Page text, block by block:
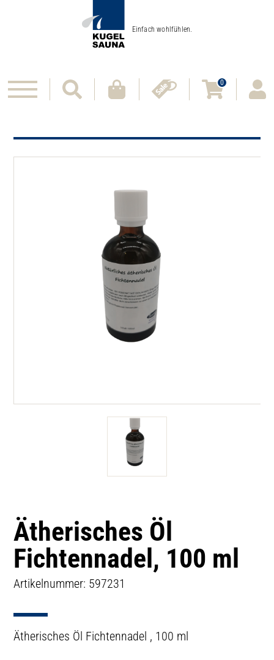
0
Einfach wohlfühlen.
Ätherisches Öl
Fichtennadel, 100 ml
Artikelnummer: 597231
Ätherisches Öl Fichtennadel , 100 ml